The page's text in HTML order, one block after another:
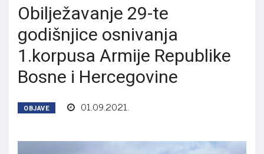
Obilježavanje 29-te
godišnjice osnivanja
1.korpusa Armije Republike
Bosne i Hercegovine
OBJAVE 01.09.2021.